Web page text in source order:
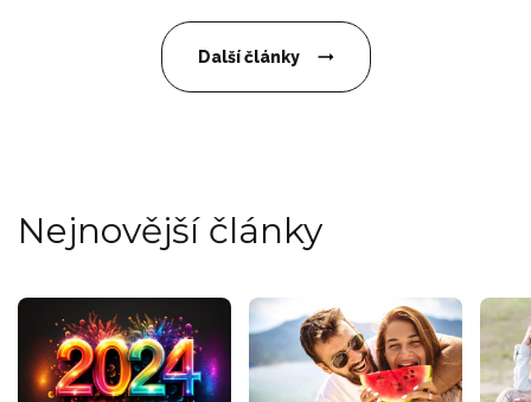
Další články
Nejnovější články